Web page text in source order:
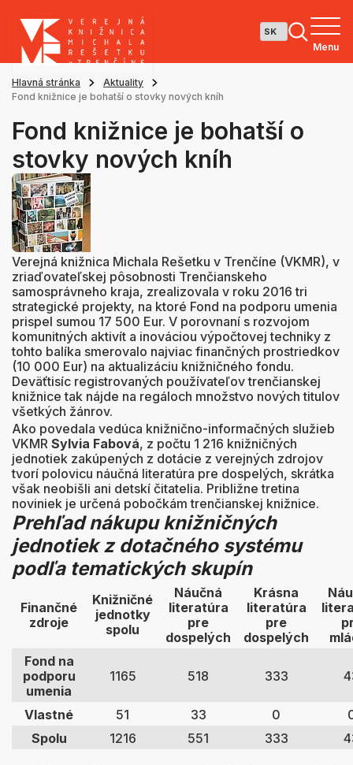
Menu
Hlavná stránka
Aktuality
Fond knižnice je bohatší o stovky nových kníh
Fond knižnice je bohatší o
stovky nových kníh
Verejná knižnica Michala Rešetku v Trenčíne (VKMR), v
zriaďovateľskej pôsobnosti Trenčianskeho
samosprávneho kraja, zrealizovala v roku 2016 tri
strategické projekty, na ktoré Fond na podporu umenia
prispel sumou 17 500 Eur. V porovnaní s rozvojom
komunitných aktivít a inováciou výpočtovej techniky z
tohto balíka smerovalo najviac finančných prostriedkov
(10 000 Eur) na aktualizáciu knižničného fondu.
Deväťtisíc registrovaných používateľov trenčianskej
knižnice tak nájde na regáloch množstvo nových titulov
všetkých žánrov.
Ako povedala vedúca knižnično-informačných služieb
VKMR Sylvia Fabová, z počtu 1 216 knižničných
jednotiek zakúpených z dotácie z verejných zdrojov
tvorí polovicu náučná literatúra pre dospelých, skrátka
však neobišli ani detskí čitatelia. Približne tretina
noviniek je určená pobočkám trenčianskej knižnice.
Prehľad nákupu knižničných
jednotiek z dotačného systému
podľa tematických skupín
Finančné
zdroje
Knižničné
jednotky
spolu
Náučná
literatúra
pre
dospelých
Krásna
literatúra
pre
dospelých
Fond na
podporu
umenia
1165 518 333
Vlastné 51 33 0
Spolu
1216 551 333